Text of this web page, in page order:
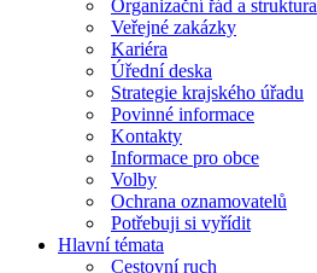
Organizační řád a struktura
Veřejné zakázky
Kariéra
Úřední deska
Strategie krajského úřadu
Povinné informace
Kontakty
Informace pro obce
Volby
Ochrana oznamovatelů
Potřebuji si vyřídit
Hlavní témata
Cestovní ruch